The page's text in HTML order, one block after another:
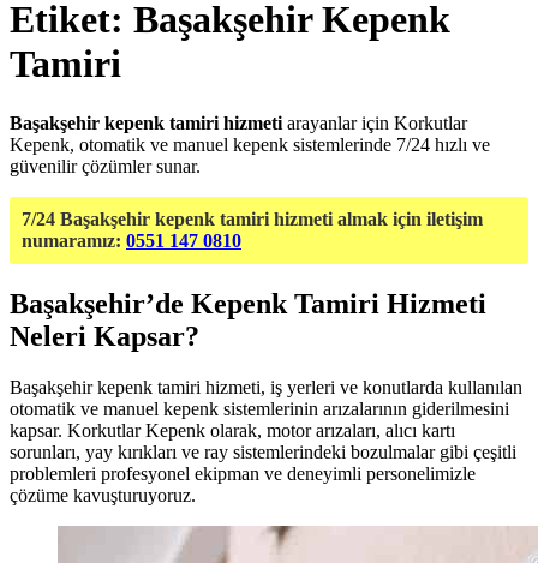
Etiket: Başakşehir Kepenk
Tamiri
Başakşehir kepenk tamiri hizmeti arayanlar için Korkutlar
Kepenk, otomatik ve manuel kepenk sistemlerinde 7/24 hızlı ve
güvenilir çözümler sunar.
7/24 Başakşehir kepenk tamiri hizmeti almak için iletişim
numaramız: 0551 147 0810
Başakşehir’de Kepenk Tamiri Hizmeti
Neleri Kapsar?
Başakşehir kepenk tamiri hizmeti, iş yerleri ve konutlarda kullanılan
otomatik ve manuel kepenk sistemlerinin arızalarının giderilmesini
kapsar. Korkutlar Kepenk olarak, motor arızaları, alıcı kartı
sorunları, yay kırıkları ve ray sistemlerindeki bozulmalar gibi çeşitli
problemleri profesyonel ekipman ve deneyimli personelimizle
çözüme kavuşturuyoruz.